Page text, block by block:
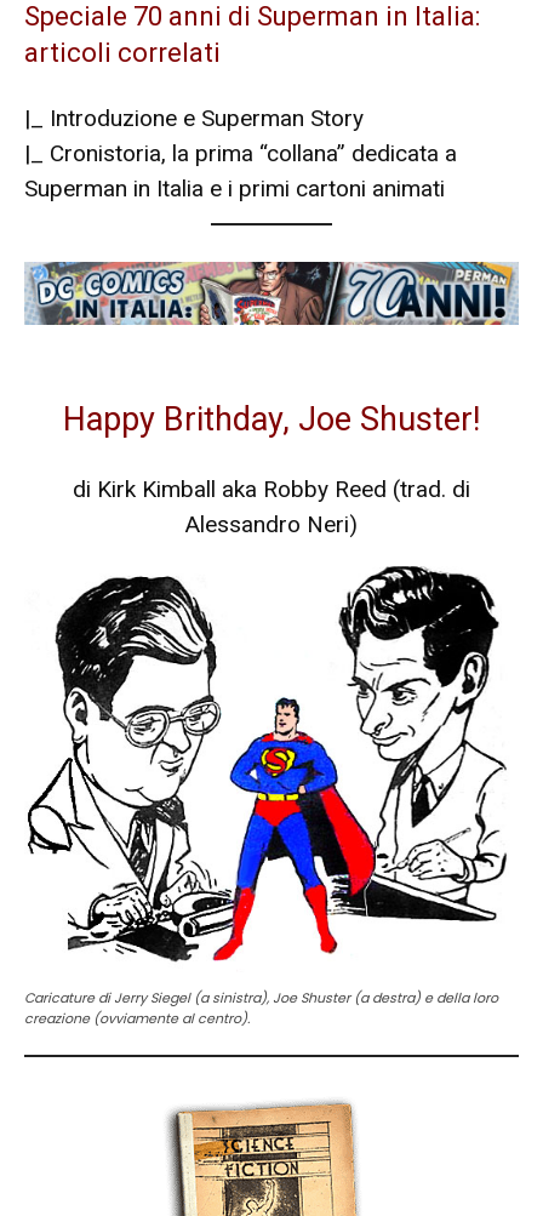
Speciale 70 anni di Superman in Italia:
articoli correlati
|_ Introduzione e Superman Story
|_ Cronistoria, la prima “collana” dedicata a
Superman in Italia e i primi cartoni animati
Happy Brithday, Joe Shuster!
di Kirk Kimball aka Robby Reed (trad. di
Alessandro Neri)
Caricature di Jerry Siegel (a sinistra), Joe Shuster (a destra) e della loro
creazione (ovviamente al centro).